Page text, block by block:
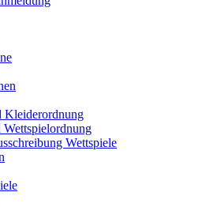
Kleiderordnung
Wettspielordnung
Wettspiele